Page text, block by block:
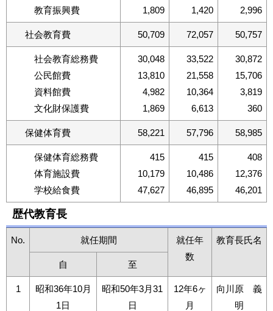
教育振興費
1,809
1,420
2,996
社会教育費 50,709 72,057 50,757
社会教育総務費
公民館費
資料館費
文化財保護費
30,048
13,810
4,982
1,869
33,522
21,558
10,364
6,613
30,872
15,706
3,819
360
保健体育費 58,221 57,796 58,985
保健体育総務費
体育施設費
学校給食費
415
10,179
47,627
415
10,486
46,895
408
12,376
46,201
歴代教育長
No. 就任期間
就任年
数
教育長氏名
自 至
1
昭和36年10月
1日
昭和50年3月31
日
12年6ヶ
月
向川原 義
明